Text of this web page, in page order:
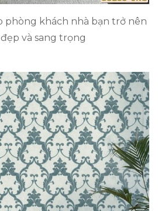
phòng khách nhà bạn trở nên
và sang trọng